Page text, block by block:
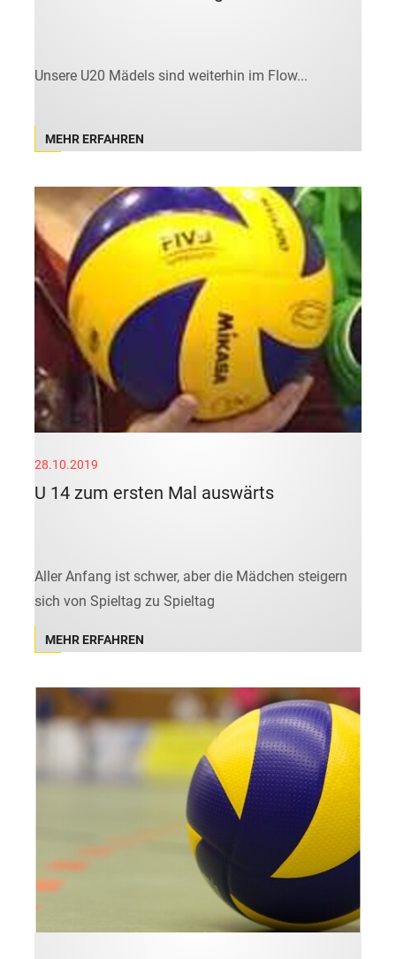
Unsere U20 Mädels sind weiterhin im Flow...
MEHR ERFAHREN
28.10.2019
U 14 zum ersten Mal auswärts
Aller Anfang ist schwer, aber die Mädchen steigern
sich von Spieltag zu Spieltag
MEHR ERFAHREN